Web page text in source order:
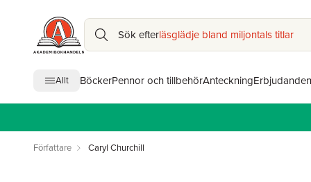
Sök efterläsglädje bland miljontals titlar
Allt BöckerPennor och tillbehörAnteckningErbjudanden
Författare Caryl Churchill